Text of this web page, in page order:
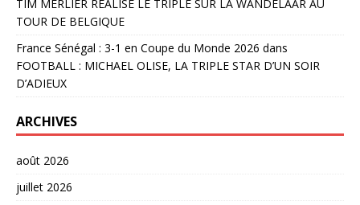
TIM MERLIER RÉALISE LE TRIPLÉ SUR LA WANDELAAR AU
TOUR DE BELGIQUE
France Sénégal : 3-1 en Coupe du Monde 2026 dans
FOOTBALL : MICHAEL OLISE, LA TRIPLE STAR D’UN SOIR
D’ADIEUX
ARCHIVES
août 2026
juillet 2026